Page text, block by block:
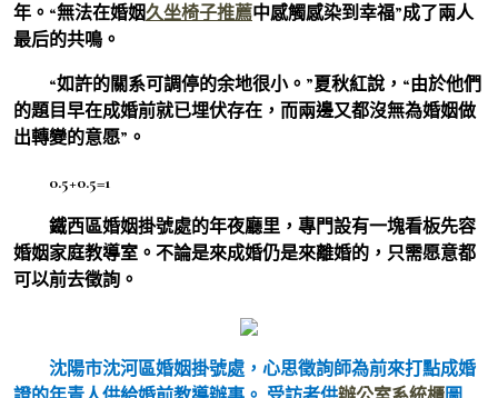
年。“無法在婚姻久坐椅子推薦中感觸感染到幸福”成了兩人
最后的共鳴。
“如許的關系可調停的余地很小。”夏秋紅說，“由於他們
的題目早在成婚前就已埋伏存在，而兩邊又都沒無為婚姻做
出轉變的意愿”。
0.5+0.5=1
鐵西區婚姻掛號處的年夜廳里，專門設有一塊看板先容
婚姻家庭教導室。不論是來成婚仍是來離婚的，只需愿意都
可以前去徵詢。
沈陽市沈河區婚姻掛號處，心思徵詢師為前來打點成婚